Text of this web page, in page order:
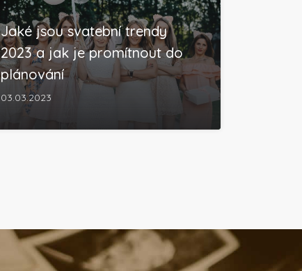
Jaké jsou svatební trendy
2023 a jak je promítnout do
plánování
03.03.2023